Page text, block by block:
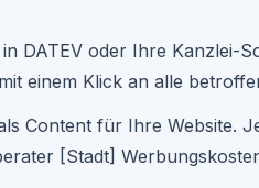
DATEV oder Ihre Kanzlei-
einem Klick an alle
Content für Ihre Website.
[Stadt]